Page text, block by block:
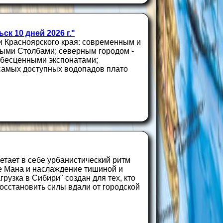
10 дней 2026 г."
края: современным и
Столбами; северным городом -
экспонатами;
доступных водопадов плато
в себе урбанистический ритм
Мана и наслаждение тишиной и
в Сибири" создан для тех, кто
силы вдали от городской